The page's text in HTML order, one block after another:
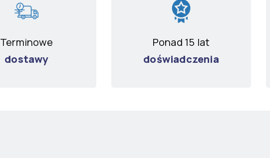
Terminowe
dostawy
Ponad 15 lat
doświadczenia